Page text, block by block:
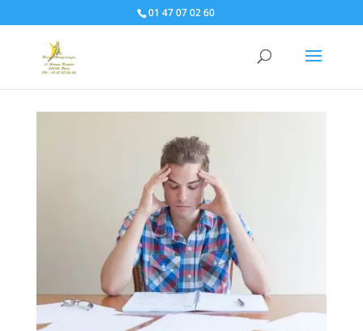
01 47 07 02 60